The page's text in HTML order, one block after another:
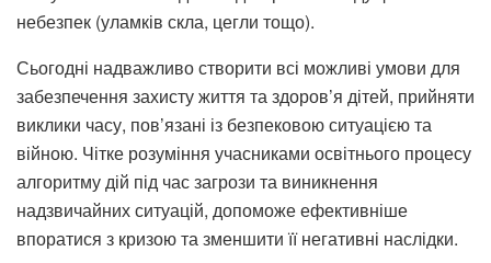
небезпек (уламків скла, цегли тощо).
Сьогодні надважливо створити всі можливі умови для
забезпечення захисту життя та здоров’я дітей, прийняти
виклики часу, пов’язані із безпековою ситуацією та
війною. Чітке розуміння учасниками освітнього процесу
алгоритму дій під час загрози та виникнення
надзвичайних ситуацій, допоможе ефективніше
впоратися з кризою та зменшити її негативні наслідки.